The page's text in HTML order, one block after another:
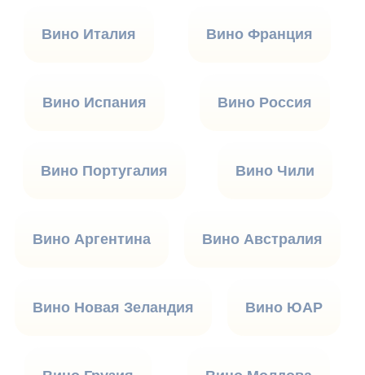
Вино Италия Вино Франция
Вино Испания Вино Россия
Вино Португалия Вино Чили
Вино Аргентина Вино Австралия
Вино Новая Зеландия Вино ЮАР